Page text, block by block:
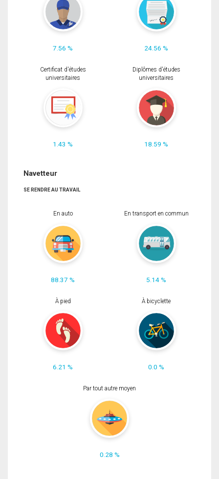
7.56 % 24.56 %
Certificat d'études
universitaires
1.43 %
Diplômes d'études
universitaires
18.59 %
Navetteur
SE RENDRE AU TRAVAIL
En auto
88.37 %
En transport en commun
5.14 %
À pied
6.21 %
À bicyclette
0.0 %
Par tout autre moyen
0.28 %